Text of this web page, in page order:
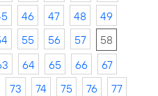
46 47 48
49
55 56 57
58
64 65 66
67
73 74 75 76
77